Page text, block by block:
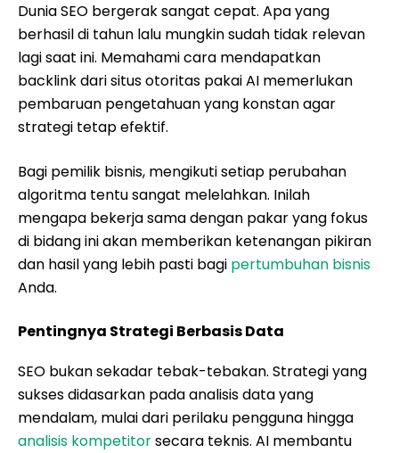
Dunia SEO bergerak sangat cepat. Apa yang
berhasil di tahun lalu mungkin sudah tidak relevan
lagi saat ini. Memahami cara mendapatkan
backlink dari situs otoritas pakai AI memerlukan
pembaruan pengetahuan yang konstan agar
strategi tetap efektif.
Bagi pemilik bisnis, mengikuti setiap perubahan
algoritma tentu sangat melelahkan. Inilah
mengapa bekerja sama dengan pakar yang fokus
di bidang ini akan memberikan ketenangan pikiran
dan hasil yang lebih pasti bagi pertumbuhan bisnis
Anda.
Pentingnya Strategi Berbasis Data
SEO bukan sekadar tebak-tebakan. Strategi yang
sukses didasarkan pada analisis data yang
mendalam, mulai dari perilaku pengguna hingga
analisis kompetitorsecara teknis. AI membantu